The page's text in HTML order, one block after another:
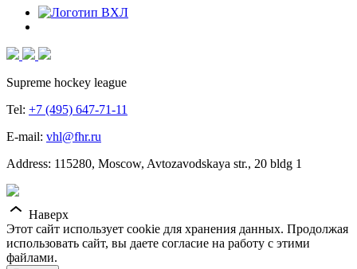
Supreme hockey league
Tel: +7 (495) 647-71-11
E-mail: vhl@fhr.ru
Address: 115280, Moscow, Avtozavodskaya str., 20 bldg 1
Наверх
Этот сайт использует cookie для хранения данных. Продолжая
использовать сайт, вы даете согласие на работу с этими
файлами.